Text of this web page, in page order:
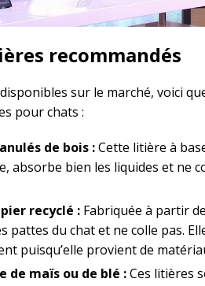
recommandés
sur le marché, voici
pour chats :
de bois :Cette litière à
absorbe bien les liquides et ne
recyclé : Fabriquée à partir
pattes du chat et ne colle pas.
puisqu’elle provient de
de maïs ou de blé :Ces litières